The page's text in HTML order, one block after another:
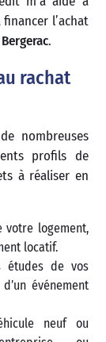
l’achat
.
rachat
nombreuses
profils de
à réaliser en
votre logement,
locatif.
études de vos
événement
neuf ou